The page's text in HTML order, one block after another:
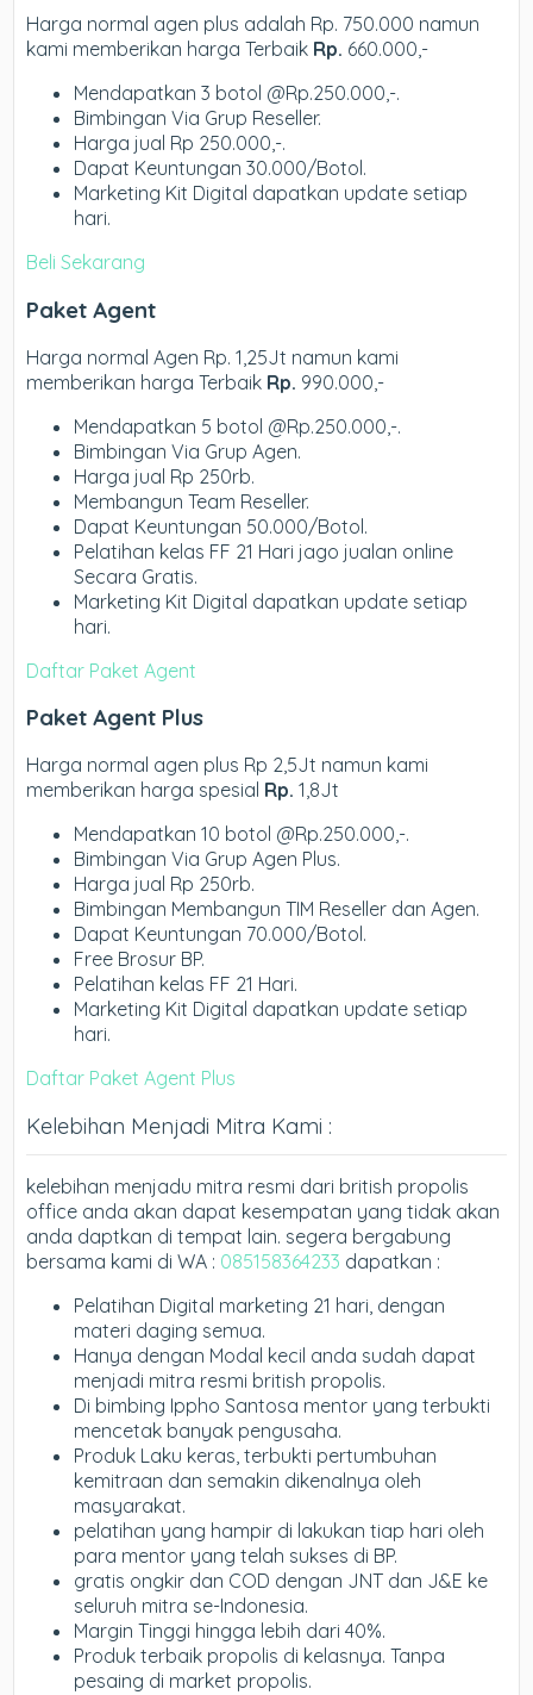
Harga normal agen plus adalah Rp. 750.000 namun
kami memberikan harga Terbaik Rp. 660.000,-
Mendapatkan 3 botol @Rp.250.000,-.
Bimbingan Via Grup Reseller.
Harga jual Rp 250.000,-.
Dapat Keuntungan 30.000/Botol.
Marketing Kit Digital dapatkan update setiap
hari.
Beli Sekarang
Paket Agent
Harga normal Agen Rp. 1,25Jt namun kami
memberikan harga Terbaik Rp. 990.000,-
Mendapatkan 5 botol @Rp.250.000,-.
Bimbingan Via Grup Agen.
Harga jual Rp 250rb.
Membangun Team Reseller.
Dapat Keuntungan 50.000/Botol.
Pelatihan kelas FF 21 Hari jago jualan online
Secara Gratis.
Marketing Kit Digital dapatkan update setiap
hari.
Daftar Paket Agent
Paket Agent Plus
Harga normal agen plus Rp 2,5Jt namun kami
memberikan harga spesial Rp. 1,8Jt
Mendapatkan 10 botol @Rp.250.000,-.
Bimbingan Via Grup Agen Plus.
Harga jual Rp 250rb.
Bimbingan Membangun TIM Reseller dan Agen.
Dapat Keuntungan 70.000/Botol.
Free Brosur BP.
Pelatihan kelas FF 21 Hari.
Marketing Kit Digital dapatkan update setiap
hari.
Daftar Paket Agent Plus
Kelebihan Menjadi Mitra Kami :
kelebihan menjadu mitra resmi dari british propolis
office anda akan dapat kesempatan yang tidak akan
anda daptkan di tempat lain. segera bergabung
bersama kami di WA : 085158364233 dapatkan :
Pelatihan Digital marketing 21 hari, dengan
materi daging semua.
Hanya dengan Modal kecil anda sudah dapat
menjadi mitra resmi british propolis.
Di bimbing Ippho Santosa mentor yang terbukti
mencetak banyak pengusaha.
Produk Laku keras, terbukti pertumbuhan
kemitraan dan semakin dikenalnya oleh
masyarakat.
pelatihan yang hampir di lakukan tiap hari oleh
para mentor yang telah sukses di BP.
gratis ongkir dan COD dengan JNT dan J&E ke
seluruh mitra se-Indonesia.
Margin Tinggi hingga lebih dari 40%.
Produk terbaik propolis di kelasnya. Tanpa
pesaing di market propolis.